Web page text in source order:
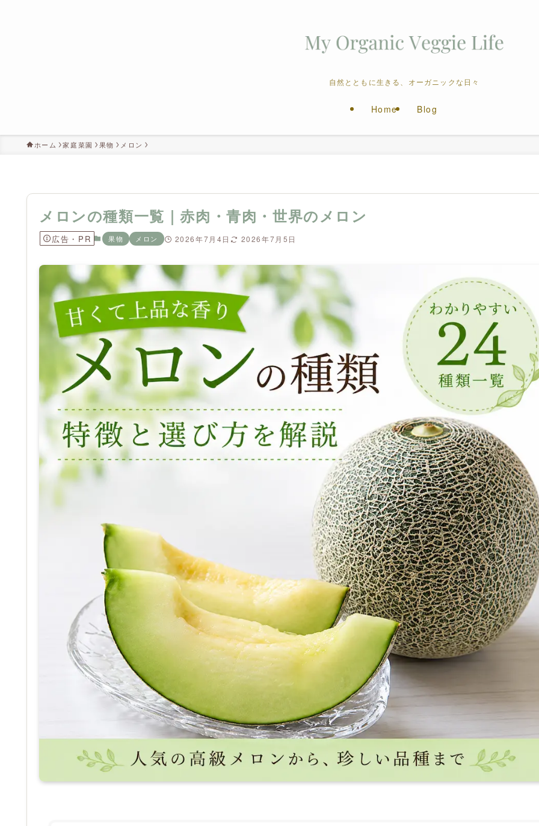
自然とともに生きる、オーガニックな日々
Home Blog
ホーム 家庭菜園 果物 メロン
メロンの種類一覧｜赤肉・青肉・世界のメロン
広告・PR 果物 メロン 2026年7月4日 2026年7月5日